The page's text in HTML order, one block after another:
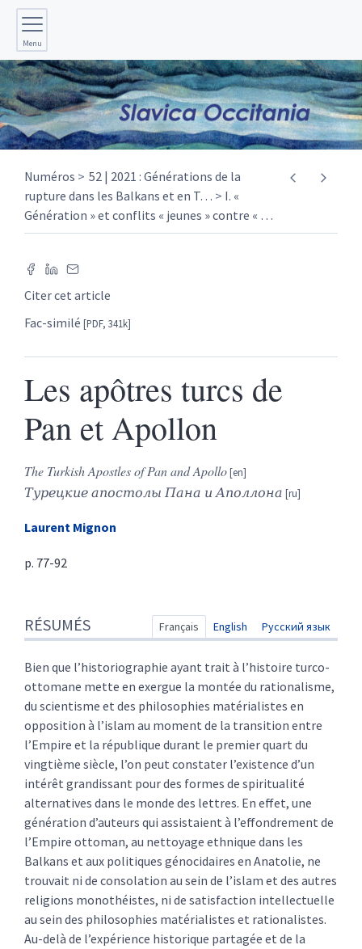
Menu
Numéros
52 | 2021 : Générations de la
rupture dans les Balkans et en T…
I. «
Génération » et conflits « jeunes » contre « …
Citer cet article
Fac-similé [PDF, 341k]
Les apôtres turcs de
Pan et Apollon
The Turkish Apostles of Pan and Apollo
Турецкие апостолы Пана и Аполлона
Laurent Mignon
p. 77-92
Index
Texte
Citer cet article
Auteur
RÉSUMÉS Français English Русский язык
Bien que l’historiographie ayant trait à l’histoire turco-
ottomane mette en exergue la montée du rationalisme,
du scientisme et des philosophies matérialistes en
opposition à l’islam au moment de la transition entre
l’Empire et la république durant le premier quart du
vingtième siècle, l’on peut constater l’existence d’un
intérêt grandissant pour des formes de spiritualité
alternatives dans le monde des lettres. En effet, une
génération d’auteurs qui assistaient à l’effondrement de
l’Empire ottoman, au nettoyage ethnique dans les
Balkans et aux politiques génocidaires en Anatolie, ne
trouvait ni de consolation au sein de l’islam et des autres
religions monothéistes, ni de satisfaction intellectuelle
au sein des philosophies matérialistes et rationalistes.
Au-delà de l’expérience historique partagée et de la